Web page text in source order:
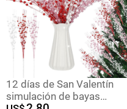
12 días de San Valentín
simulación de bayas